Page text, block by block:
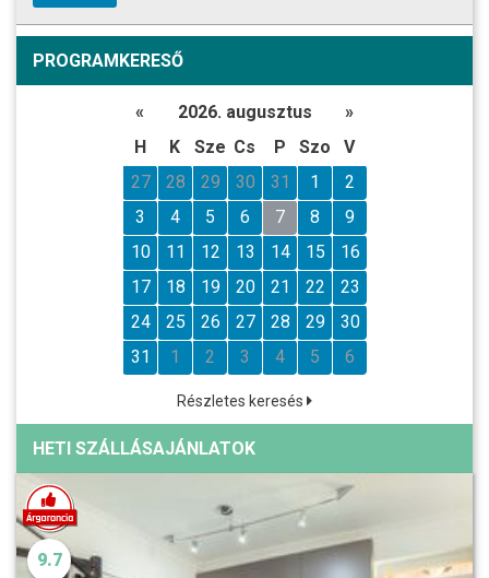
PROGRAMKERESŐ
« 2026. augusztus
»
H
K Sze Cs P Szo
V
27
28 29 30 31 1
2
3
4 5 6 7 8
9
10
11 12 13 14 15
16
17
18 19 20 21 22
23
24
25 26 27 28 29
30
31
1 2 3 4 5 6
Részletes keresés
HETI SZÁLLÁSAJÁNLATOK
9.7